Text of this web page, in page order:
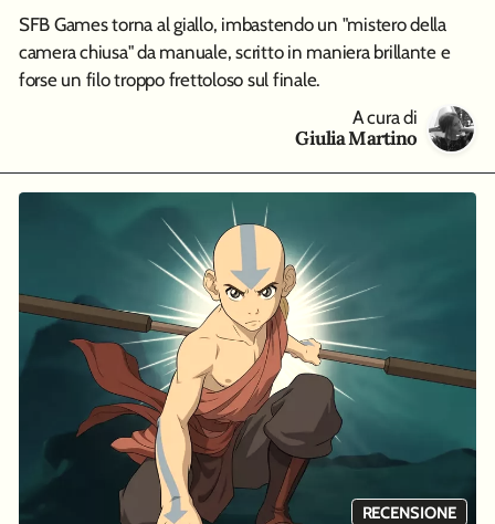
SFB Games torna al giallo, imbastendo un "mistero della
camera chiusa" da manuale, scritto in maniera brillante e
forse un filo troppo frettoloso sul finale.
A cura di
Giulia Martino
RECENSIONE